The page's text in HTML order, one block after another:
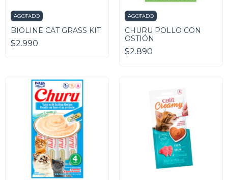
AGOTADO
BIOLINE CAT GRASS KIT
$2.990
AGOTADO
CHURU POLLO CON
OSTIÓN
$2.890